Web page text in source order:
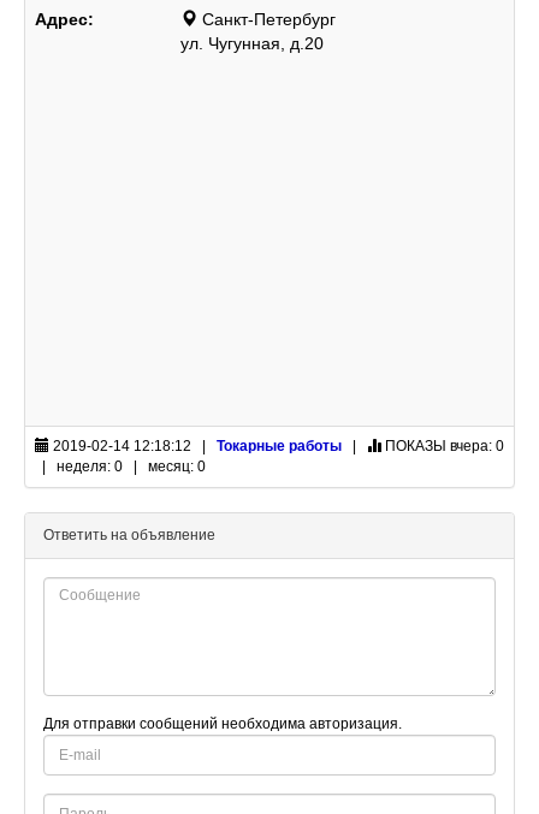
Адрес:
Санкт-Петербург
ул. Чугунная, д.20
2019-02-14 12:18:12 | Токарные работы ПОКАЗЫ вчера: 0
| неделя: 0 | месяц: 0
Ответить на объявление
Для отправки сообщений необходима авторизация.
E-
mail
Password